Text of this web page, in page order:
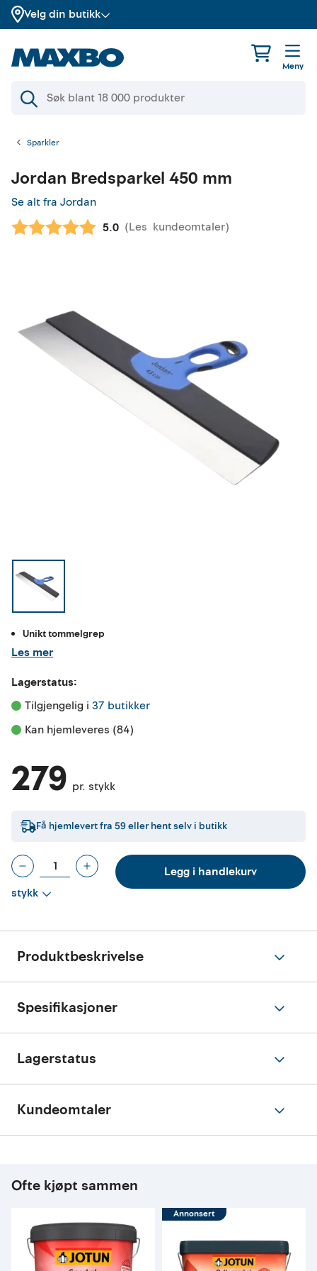
Velg din butikk
Meny
Sparkler
Jordan Bredsparkel 450 mm
Se alt fra Jordan
Gjennomsnittskarakter:
5.0 (Les kundeomtaler)
Unikt tommelgrep
Les mer
Lagerstatus:
Tilgjengelig i 37 butikker
Kan hjemleveres (84)
279 pr. stykk
Få hjemlevert fra 59eller hent selv i butikk
stykk
Legg i handlekurv
Produktbeskrivelse
Spesifikasjoner
Lagerstatus
Kundeomtaler
Ofte kjøpt sammen
Annonsert